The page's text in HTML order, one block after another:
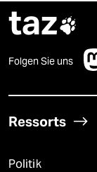
taz
Folgen Sie uns
Ressorts
Politik